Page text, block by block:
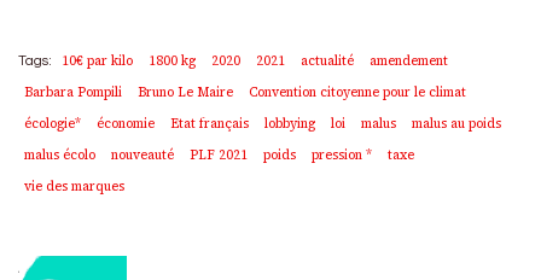
Tags: 10€ par kilo 1800 kg 2020 2021 actualité
amendement
Barbara Pompili
Bruno Le Maire
Convention citoyenne pour le climat
écologie*
économie Etat français lobbying loi malus
malus au poids
malus écolo
nouveauté PLF 2021 poids pression *
taxe
vie des marques